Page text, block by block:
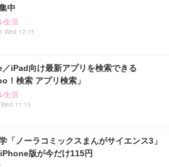
中
生活
Wed 12:15
iPad向け最新アプリを検索できる
！検索 アプリ検索」
生活
11:15
「ノーラコミックスまんがサイエンス3」
版が今だけ115円